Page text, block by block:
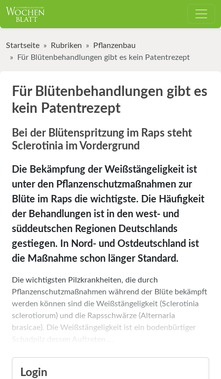
Startseite Rubriken
Pflanzenbau
Für Blütenbehandlungen gibt es kein Patentrezept
Für Blütenbehandlungen gibt es
kein Patentrezept
Bei der Blütenspritzung im Raps steht
Sclerotinia im Vordergrund
Die Bekämpfung der Weißstängeligkeit ist
unter den Pflanzenschutzmaßnahmen zur
Blüte im Raps die wichtigste. Die Häufigkeit
der Behandlungen ist in den west- und
süddeutschen Regionen Deutschlands
gestiegen. In Nord- und Ostdeutschland ist
die Maßnahme schon länger Standard.
Die wichtigsten Pilzkrankheiten, die durch
Pflanzenschutzmaßnahmen während der Blüte bekämpft
werden können sind die Weißstängeligkeit (Sclerotinia
sclerotiorum) und die Raps­schwärze (Alternaria
brasicae). Die Weißstängeligkeit ist ein bodenbürtiger
Schadpilz dessen Auftreten ...
Login